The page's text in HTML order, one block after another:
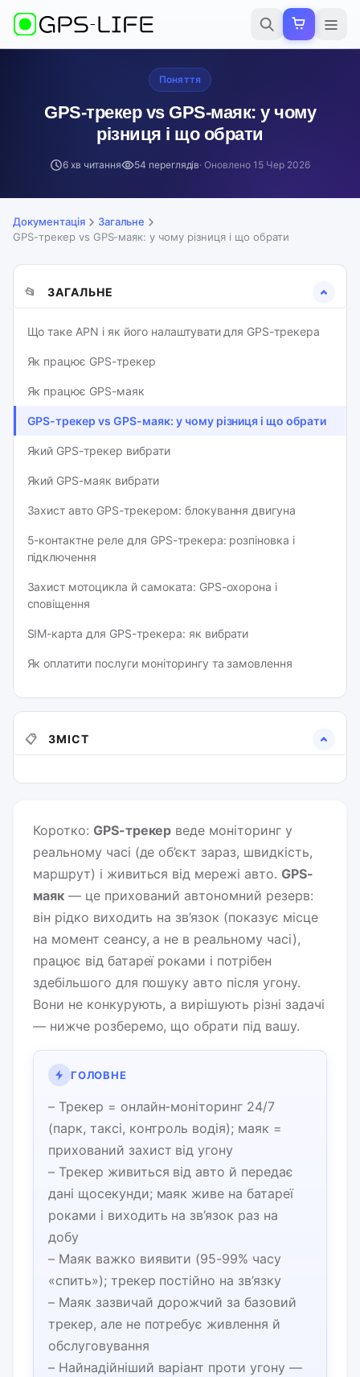
Поняття
GPS-трекер vs GPS-маяк: у чому
різниця і що обрати
6 хв читання 54 переглядів· Оновлено 15 Чер 2026
Документація
Загальне
GPS-трекер vs GPS-маяк: у чому різниця і що обрати
📂 ЗАГАЛЬНЕ
Що таке APN і як його налаштувати для GPS-трекера
Як працює GPS-трекер
Як працює GPS-маяк
GPS-трекер vs GPS-маяк: у чому різниця і що обрати
Який GPS-трекер вибрати
Який GPS-маяк вибрати
Захист авто GPS-трекером: блокування двигуна
5-контактне реле для GPS-трекера: розпіновка і
підключення
Захист мотоцикла й самоката: GPS-охорона і
сповіщення
SIM-карта для GPS-трекера: як вибрати
Як оплатити послуги моніторингу та замовлення
📋 ЗМІСТ
Коротко: GPS-трекер веде моніторинг у
реальному часі (де об’єкт зараз, швидкість,
маршрут) і живиться від мережі авто. GPS-
маяк— це прихований автономний резерв:
він рідко виходить на зв’язок (показує місце
на момент сеансу, а не в реальному часі),
працює від батареї роками і потрібен
здебільшого для пошуку авто після угону.
Вони не конкурують, а вирішують різні задачі
— нижче розберемо, що обрати під вашу.
ГОЛОВНЕ
– Трекер = онлайн-моніторинг 24/7
(парк, таксі, контроль водія); маяк =
прихований захист від угону
– Трекер живиться від авто й передає
дані щосекунди; маяк живе на батареї
роками і виходить на зв’язок раз на
добу
– Маяк важко виявити (95-99% часу
«спить»); трекер постійно на зв’язку
– Маяк зазвичай дорожчий за базовий
трекер, але не потребує живлення й
обслуговування
– Найнадійніший варіант проти угону —